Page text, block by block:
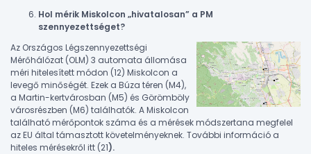
Hol mérik Miskolcon „hivatalosan” a PM
szennyezettséget?
Az Országos Légszennyezettségi
Mérőhálózat (OLM) 3 automata állomása
méri hitelesített módon (12) Miskolcon a
levegő minőségét. Ezek a Búza téren (M4),
a Martin-kertvárosban (M5) és Görömböly
városrészben (M6) találhatók. A Miskolcon
található mérőpontok száma és a mérések módszertana megfelel
az EU által támasztott követelményeknek. További információ a
hiteles mérésekről itt (21).